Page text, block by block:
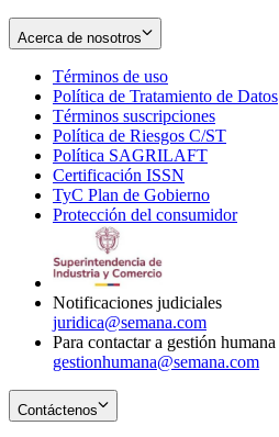
Acerca de nosotros
Términos de uso
in
new
window
Política de Tratamiento de Datos
Términos suscripciones
in
Política de Riesgos C/ST
Política SAGRILAFT
new
window
Certificación ISSN
in
new
TyC Plan de Gobierno
in
Protección del consumidorOpens
Notificaciones judiciales
juridica@semana.com
Para contactar a gestión humana
gestionhumana@semana.com
Contáctenos